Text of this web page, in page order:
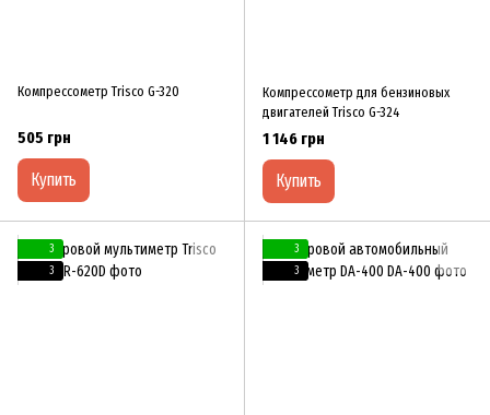
Компрессометр Trisco G-320
505 грн
Купить
Компрессометр для бензиновых
двигателей Trisco G-324
1 146 грн
Купить
3
3
3
3